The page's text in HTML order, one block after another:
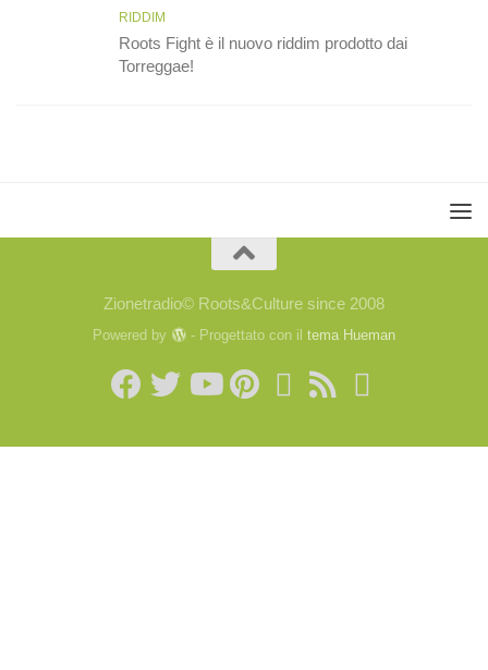
RIDDIM
Roots Fight è il nuovo riddim prodotto dai
Torreggae!
Zionetradio© Roots&Culture since 2008
Powered by - Progettato con il tema Hueman